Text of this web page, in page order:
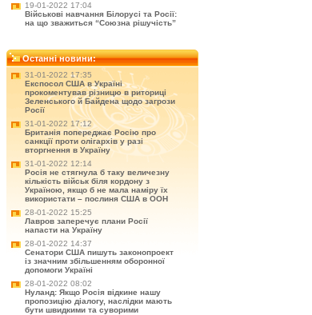
19-01-2022 17:04
Військові навчання Білорусі та Росії:
на що зважиться “Союзна рішучість”
Останні новини:
31-01-2022 17:35
Експосол США в Україні
прокоментував різницю в риториці
Зеленського й Байдена щодо загрози
Росії
31-01-2022 17:12
Британія попереджає Росію про
санкції проти олігархів у разі
вторгнення в Україну
31-01-2022 12:14
Росія не стягнула б таку величезну
кількість військ біля кордону з
Україною, якщо б не мала наміру їх
використати – послиня США в ООН
28-01-2022 15:25
Лавров заперечує плани Росії
напасти на Україну
28-01-2022 14:37
Сенатори США пишуть законопроект
із значним збільшенням оборонної
допомоги Україні
28-01-2022 08:02
Нуланд: Якщо Росія відкине нашу
пропозицію діалогу, наслідки мають
бути швидкими та суворими